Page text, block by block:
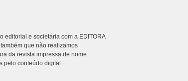
editorial e societária com a EDITORA
que não realizamos
da revista impressa de nome
pelo conteúdo digital